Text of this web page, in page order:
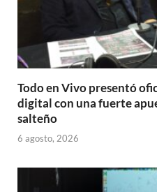
Todo en Vivo presentó
digital con una fuerte
salteño
6 agosto, 2026